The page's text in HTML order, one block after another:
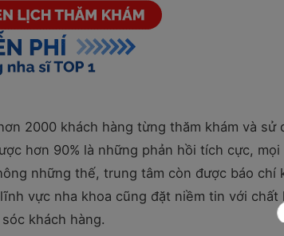
2000 khách hàng từng thăm khám và sử
hơn 90% là những phản hồi tích cực, mọi
những thế, trung tâm còn được báo chí
vực nha khoa cũng đặt niềm tin với chất
khách hàng.